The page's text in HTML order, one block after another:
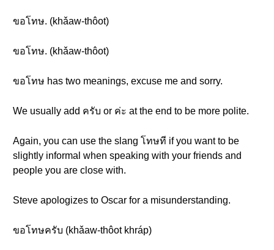
ขอโทษ. (khǎaw-thôot)
ขอโทษ. (khǎaw-thôot)
ขอโทษ has two meanings, excuse me and sorry.
We usually add ครับ or ค่ะ at the end to be more polite.
Again, you can use the slang โทษที if you want to be
slightly informal when speaking with your friends and
people you are close with.
Steve apologizes to Oscar for a misunderstanding.
ขอโทษครับ (khǎaw-thôot khráp)